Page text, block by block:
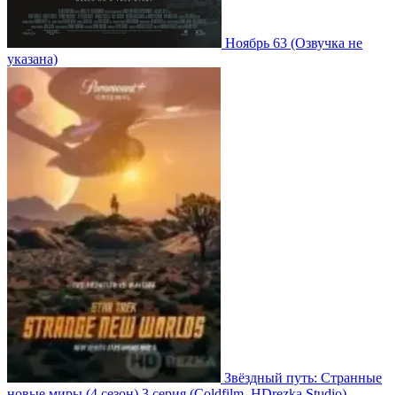
Ноябрь 63 (Озвучка не
указана)
Звёздный путь: Странные